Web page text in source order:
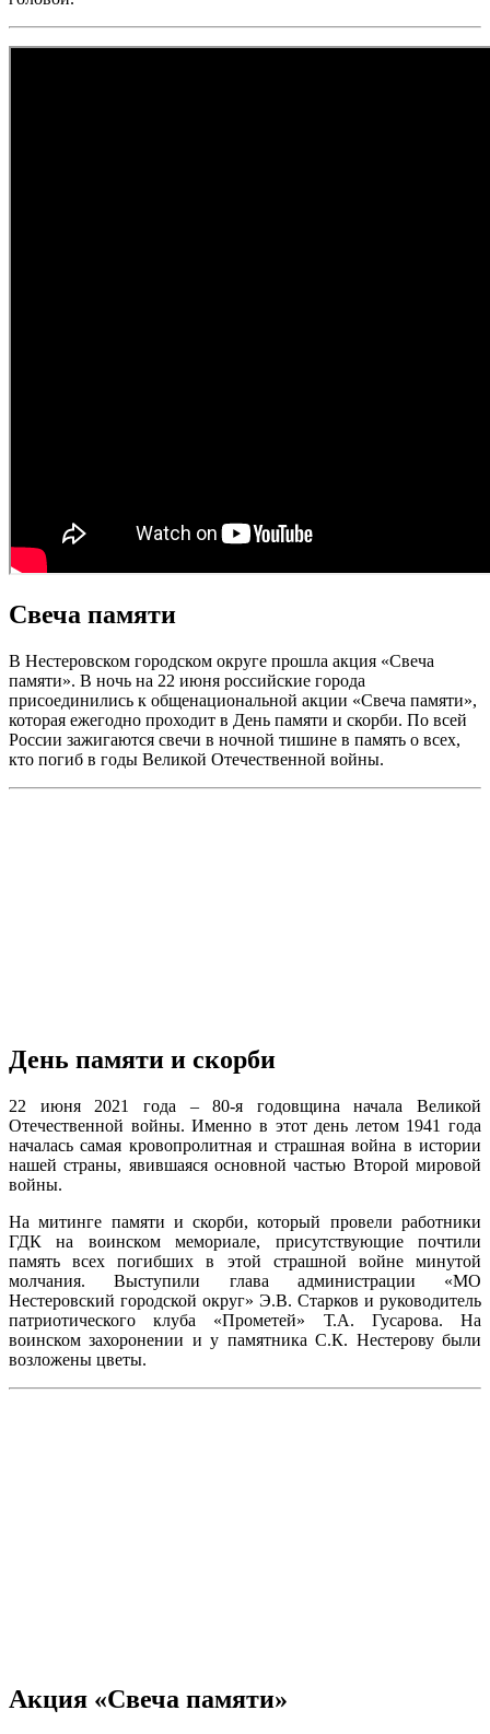
Свеча памяти
В Нестеровском городском округе прошла акция «Свеча
памяти». В ночь на 22 июня российские города
присоединились к общенациональной акции «Свеча памяти»,
которая ежегодно проходит в День памяти и скорби. По всей
России зажигаются свечи в ночной тишине в память о всех,
кто погиб в годы Великой Отечественной войны.
День памяти и скорби
22 июня 2021 года – 80-я годовщина начала Великой
Отечественной войны. Именно в этот день летом 1941 года
началась самая кровопролитная и страшная война в истории
нашей страны, явившаяся основной частью Второй мировой
войны.
На митинге памяти и скорби, который провели работники
ГДК на воинском мемориале, присутствующие почтили
память всех погибших в этой страшной войне минутой
молчания. Выступили глава администрации «МО
Нестеровский городской округ» Э.В. Старков и руководитель
патриотического клуба «Прометей» Т.А. Гусарова. На
воинском захоронении и у памятника С.К. Нестерову были
возложены цветы.
Акция «Свеча памяти»